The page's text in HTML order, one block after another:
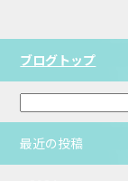
ブログトップ
最近の投稿